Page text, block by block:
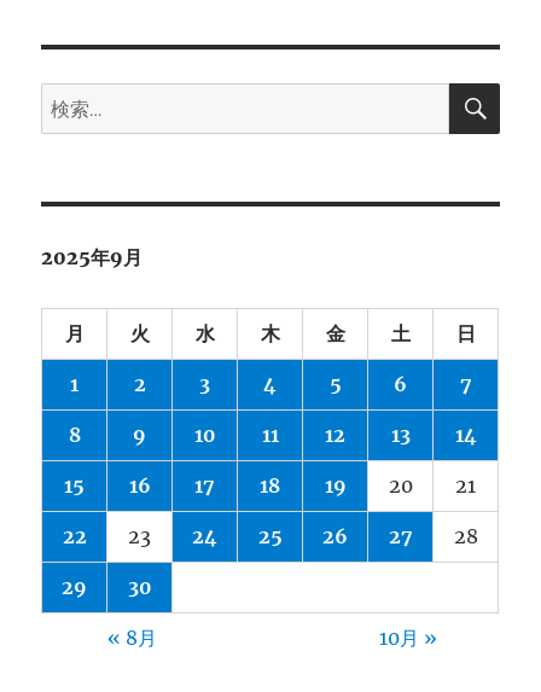
検
索:
検
2025年9月
月 火 水 木 金 土 日
1 2 3 4 5 6 7
8 9 10 11 12 13 14
15 16 17 18 19 20 21
22 23 24 25 26 27 28
29 30
« 8月 10月 »